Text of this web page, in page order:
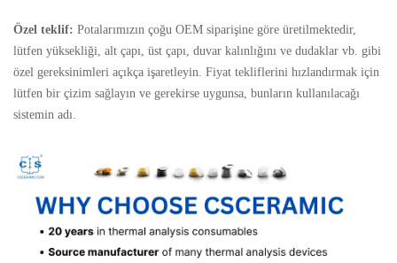
Özel teklif: Potalarımızın çoğu OEM siparişine göre üretilmektedir,
lütfen yüksekliği, alt çapı, üst çapı, duvar kalınlığını ve dudaklar vb. gibi
özel gereksinimleri açıkça işaretleyin. Fiyat tekliflerini hızlandırmak için
lütfen bir çizim sağlayın ve gerekirse uygunsa, bunların kullanılacağı
sistemin adı.